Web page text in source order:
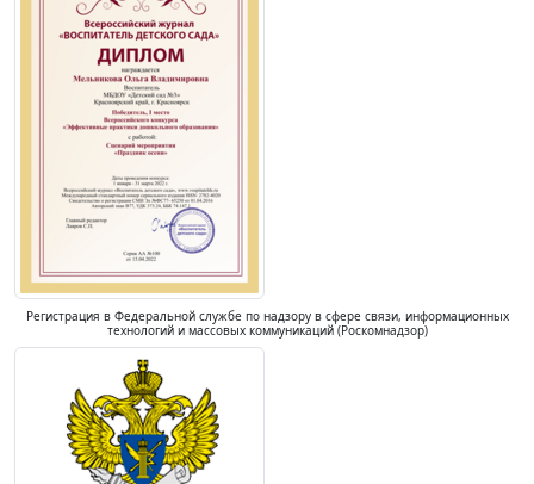
Регистрация в Федеральной службе по надзору в сфере связи, информационных
технологий и массовых коммуникаций (Роскомнадзор)